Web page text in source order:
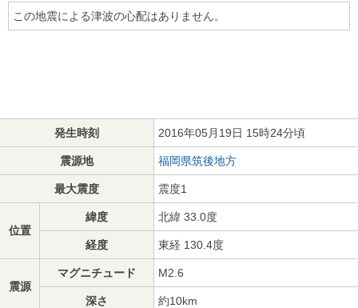
この地震による津波の心配はありません。
発生時刻 2016年05月19日 15時24分頃
震源地 福岡県筑後地方
最大震度 震度1
位置
緯度 北緯 33.0度
経度 東経 130.4度
震源
マグニチュード M2.6
深さ 約10km